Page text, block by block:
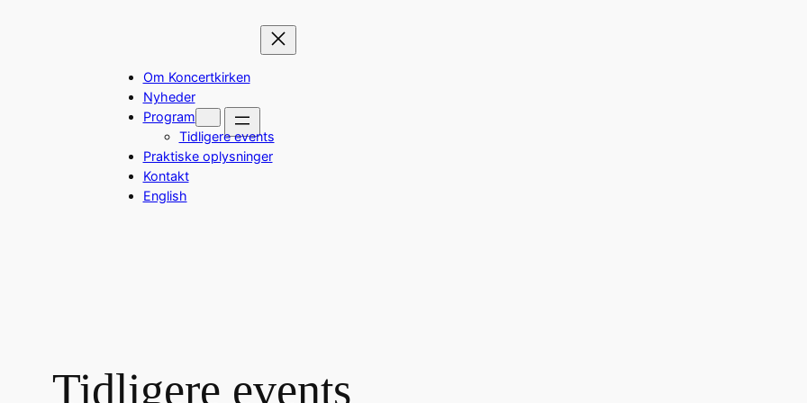
Om Koncertkirken
Nyheder
Program
Tidligere events
Praktiske oplysninger
Kontakt
English
Tidligere events